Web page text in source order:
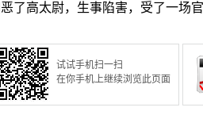
了高太尉，生事陷害，受了一场
试试手机扫一扫
在你手机上继续浏览此页面